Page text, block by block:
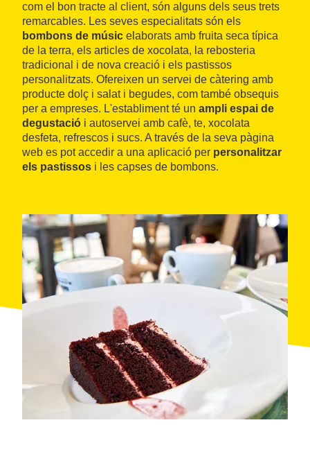
com el bon tracte al client, són alguns dels seus trets
remarcables. Les seves especialitats són els
bombons de músic elaborats amb fruita seca típica
de la terra, els articles de xocolata, la rebosteria
tradicional i de nova creació i els pastissos
personalitzats. Ofereixen un servei de càtering amb
producte dolç i salat i begudes, com també obsequis
per a empreses. L'establiment té un ampli espai de
degustació i autoservei amb cafè, te, xocolata
desfeta, refrescos i sucs. A través de la seva pàgina
web es pot accedir a una aplicació per personalitzar
els pastissos i les capses de bombons.